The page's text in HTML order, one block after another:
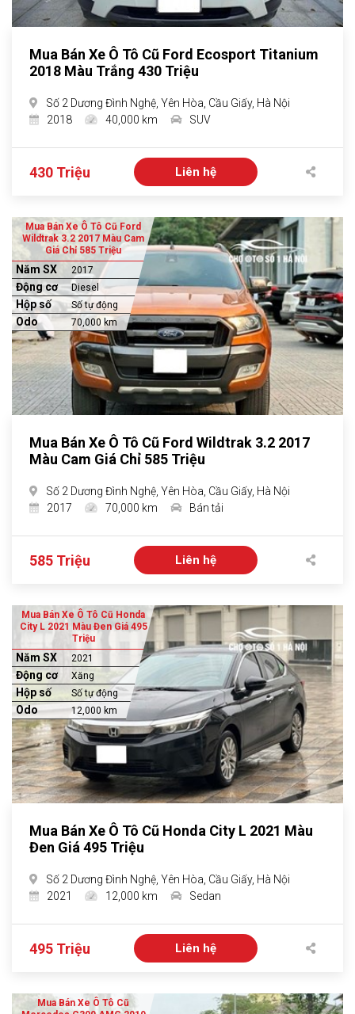
Mua Bán Xe Ô Tô Cũ Ford Ecosport Titanium
2018 Màu Trắng 430 Triệu
Số 2 Dương Đình Nghệ, Yên Hòa, Cầu Giấy, Hà Nội
2018
40,000 km SUV
430 Triệu Liên hệ
Mua Bán Xe Ô Tô Cũ Ford
Wildtrak 3.2 2017 Màu Cam
Giá Chỉ 585 Triệu
Năm SX 2017
Động cơ Diesel
Hộp số Số tự động
Odo 70,000 km
Mua Bán Xe Ô Tô Cũ Ford Wildtrak 3.2 2017
Màu Cam Giá Chỉ 585 Triệu
Số 2 Dương Đình Nghệ, Yên Hòa, Cầu Giấy, Hà Nội
2017
70,000 km Bán tải
585 Triệu Liên hệ
Mua Bán Xe Ô Tô Cũ Honda
City L 2021 Màu Đen Giá 495
Triệu
Năm SX 2021
Động cơ Xăng
Hộp số Số tự động
Odo 12,000 km
Mua Bán Xe Ô Tô Cũ Honda City L 2021 Màu
Đen Giá 495 Triệu
Số 2 Dương Đình Nghệ, Yên Hòa, Cầu Giấy, Hà Nội
2021
12,000 km Sedan
495 Triệu Liên hệ
Mua Bán Xe Ô Tô Cũ